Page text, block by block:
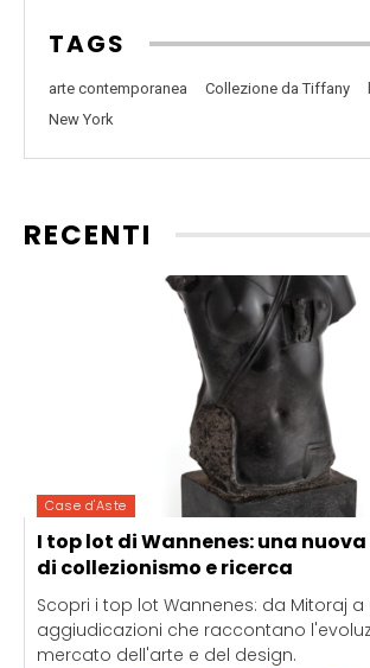
TAGS
arte contemporanea Collezione da Tiffany
New York
RECENTI
Case d'Aste
I top lot di Wannenes: una
di collezionismo e ricerca
Scopri i top lot Wannenes: da Mitoraj a
aggiudicazioni che raccontano
mercato dell'arte e del design.